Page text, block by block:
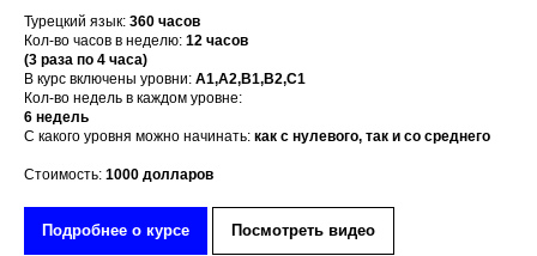
Турецкий язык: 360 часов
Кол-во часов в неделю: 12 часов
(3 раза по 4 часа)
В курс включены уровни: А1,А2,В1,В2,С1
Кол-во недель в каждом уровне:
6 недель
С какого уровня можно начинать: как с нулевого, так и со среднего
Стоимость: 1000 долларов
Подробнее о курсе Посмотреть видео